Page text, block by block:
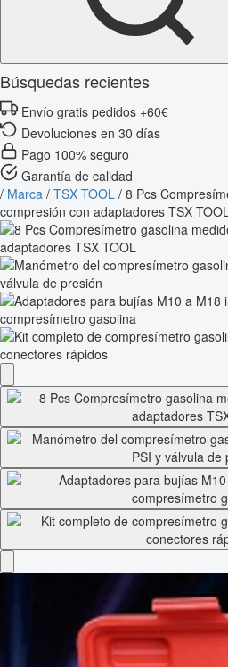
Búsquedas recientes
Envío gratis pedidos +60€
Devoluciones en 30 días
Pago 100% seguro
Garantía de calidad
/ Marca / TSX TOOL / 8 Pcs
compresión con adaptadores TSX TOOL